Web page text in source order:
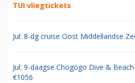
TUI vliegtickets
Jul: 8-dg cruise Oost Middellandse
Jul: 9-daagse Chogogo Dive &
€1056